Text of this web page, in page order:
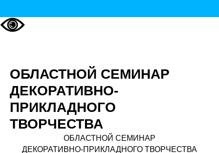
ОБЛАСТНОЙ СЕМИНАР
ДЕКОРАТИВНО-
ПРИКЛАДНОГО
ТВОРЧЕСТВА
ОБЛАСТНОЙ СЕМИНАР
ДЕКОРАТИВНО-ПРИКЛАДНОГО ТВОРЧЕСТВА